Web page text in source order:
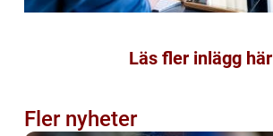
Läs fler inlägg här
Fler nyheter